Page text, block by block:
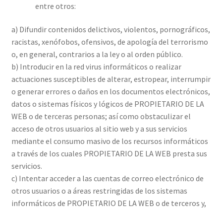
entre otros:
a) Difundir contenidos delictivos, violentos, pornográficos,
racistas, xenófobos, ofensivos, de apología del terrorismo
o, en general, contrarios a la ley o al orden público.
b) Introducir en la red virus informáticos o realizar
actuaciones susceptibles de alterar, estropear, interrumpir
o generar errores o daños en los documentos electrónicos,
datos o sistemas físicos y lógicos de PROPIETARIO DE LA
WEB o de terceras personas; así como obstaculizar el
acceso de otros usuarios al sitio web y a sus servicios
mediante el consumo masivo de los recursos informáticos
a través de los cuales PROPIETARIO DE LA WEB presta sus
servicios.
c) Intentar acceder a las cuentas de correo electrónico de
otros usuarios o a áreas restringidas de los sistemas
informáticos de PROPIETARIO DE LA WEB o de terceros y,